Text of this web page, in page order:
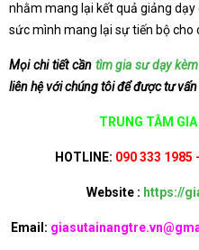
nhằm mang lại kết quả giảng
sức mình mang lại sự tiến bộ cho
Mọi chi tiết cầntìm gia sư dạy
liên hệ với chúng tôi để được tư vấn
TRUNG TÂM
HOTLINE: 090 333 1985
Website : https://
Email: